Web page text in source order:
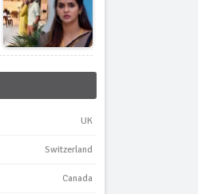
UK
Switzerland
Canada